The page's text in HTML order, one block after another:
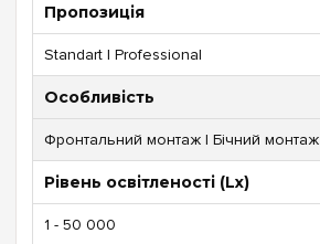
Пропозиція
Standart | Professional
Особливість
Фронтальний монтаж | Бічний монтаж
Рівень освітленості (Lx)
1 - 50 000